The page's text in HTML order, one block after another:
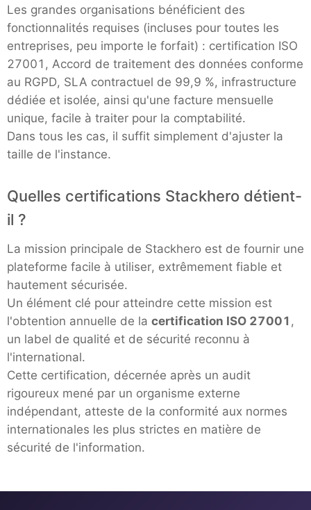
Les grandes organisations bénéficient des
fonctionnalités requises (incluses pour toutes les
entreprises, peu importe le forfait) : certification ISO
27001, Accord de traitement des données conforme
au RGPD, SLA contractuel de 99,9 %, infrastructure
dédiée et isolée, ainsi qu'une facture mensuelle
unique, facile à traiter pour la comptabilité.
Dans tous les cas, il suffit simplement d'ajuster la
taille de l'instance.
Quelles certifications Stackhero détient-
il ?
La mission principale de Stackhero est de fournir une
plateforme facile à utiliser, extrêmement fiable et
hautement sécurisée.
Un élément clé pour atteindre cette mission est
l'obtention annuelle de la certification ISO 27001 ,
un label de qualité et de sécurité reconnu à
l'international.
Cette certification, décernée après un audit
rigoureux mené par un organisme externe
indépendant, atteste de la conformité aux normes
internationales les plus strictes en matière de
sécurité de l'information.